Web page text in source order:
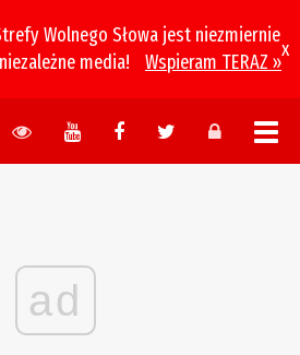
Wolnego Słowa jest niezmiernie
media!
Wspieram TERAZ »
x
ad